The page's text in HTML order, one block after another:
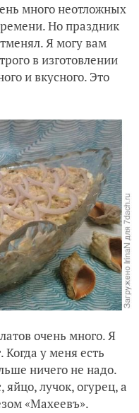
много неотложных
Но праздник
Я могу вам
в изготовлении
и вкусного. Это
очень много. Я
Когда у меня есть
ничего не надо.
лучок, огурец, а
«Махеевъ».